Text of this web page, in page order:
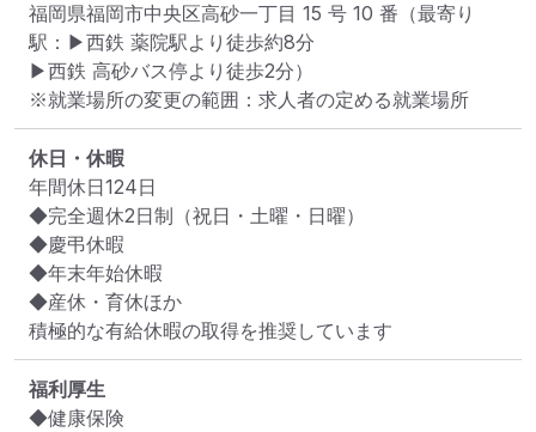
福岡県福岡市中央区高砂一丁目 15 号 10 番 （最寄り
駅：▶西鉄 薬院駅より徒歩約8分
▶西鉄 高砂バス停より徒歩2分）
※就業場所の変更の範囲：求人者の定める就業場所
休日・休暇
年間休日124日
◆完全週休2日制（祝日・土曜・日曜）
◆慶弔休暇
◆年末年始休暇
◆産休・育休ほか
積極的な有給休暇の取得を推奨しています
福利厚生
◆健康保険